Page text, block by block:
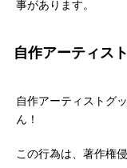
事があります。
自作アーティス
自作アーティストグ
ん！
この行為は、著作権